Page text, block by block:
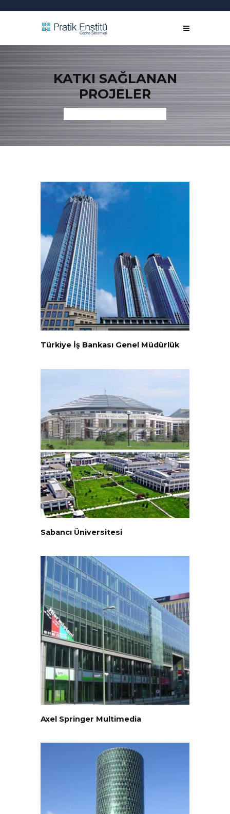
KATKI SAĞLANAN
PROJELER
Türkiye İş Bankası Genel Müdürlük
Sabancı Üniversitesi
Axel Springer Multimedia